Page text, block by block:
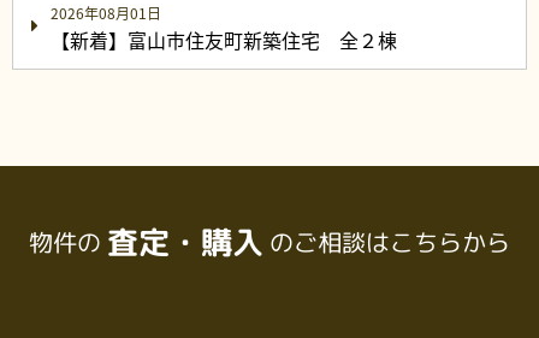
2026年08月01日
【新着】富山市住友町新築住宅 全２棟
物件の 査定・購入 のご相談はこちらから